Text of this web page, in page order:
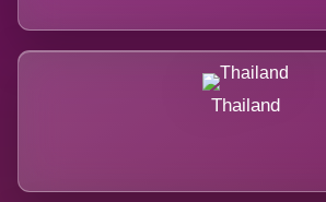
Thailand